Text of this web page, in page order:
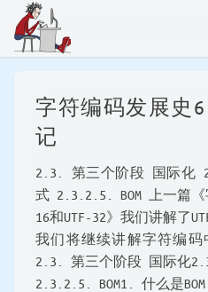
字符编码发展史6
记
2.3. 第三个阶段 国际化
式 2.3.2.5. BOM 上一篇《
16和UTF-32》我们讲解了
我们将继续讲解字符编码
2.3. 第三个阶段 国际化
2.3.2.5. BOM1. 什么是BOM